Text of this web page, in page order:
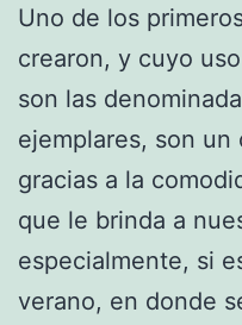
Uno de los
crearon, y cuyo
son las
ejemplares, son un
gracias a la
que le brinda a
especialmente, si
verano, en donde